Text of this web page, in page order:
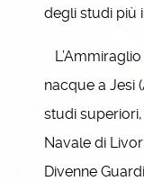
degli studi più
nacque a Jesi
studi
Navale di
Divenne